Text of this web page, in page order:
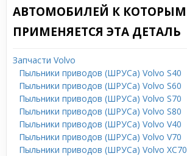
АВТОМОБИЛЕЙ К КОТОРЫМ
ПРИМЕНЯЕТСЯ ЭТА ДЕТАЛЬ
Запчасти Volvo
Пыльники приводов (ШРУСа) Volvo S40
Пыльники приводов (ШРУСа) Volvo S60
Пыльники приводов (ШРУСа) Volvo S70
Пыльники приводов (ШРУСа) Volvo S80
Пыльники приводов (ШРУСа) Volvo V40
Пыльники приводов (ШРУСа) Volvo V70
Пыльники приводов (ШРУСа) Volvo XC70